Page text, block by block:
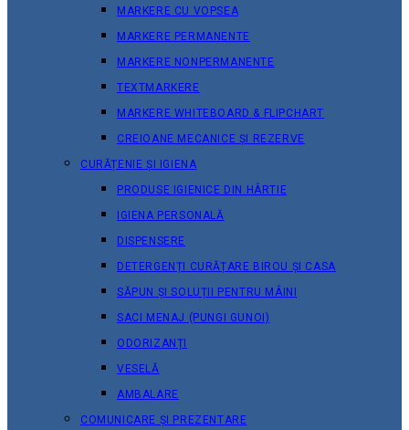
MARKERE CU VOPSEA
MARKERE PERMANENTE
MARKERE NONPERMANENTE
TEXTMARKERE
MARKERE WHITEBOARD & FLIPCHART
CREIOANE MECANICE ȘI REZERVE
CURĂȚENIE ȘI IGIENA
PRODUSE IGIENICE DIN HÂRTIE
IGIENA PERSONALĂ
DISPENSERE
DETERGENȚI CURĂȚARE BIROU ȘI CASA
SĂPUN ȘI SOLUȚII PENTRU MÂINI
SACI MENAJ (PUNGI GUNOI)
ODORIZANȚI
VESELĂ
AMBALARE
COMUNICARE ȘI PREZENTARE